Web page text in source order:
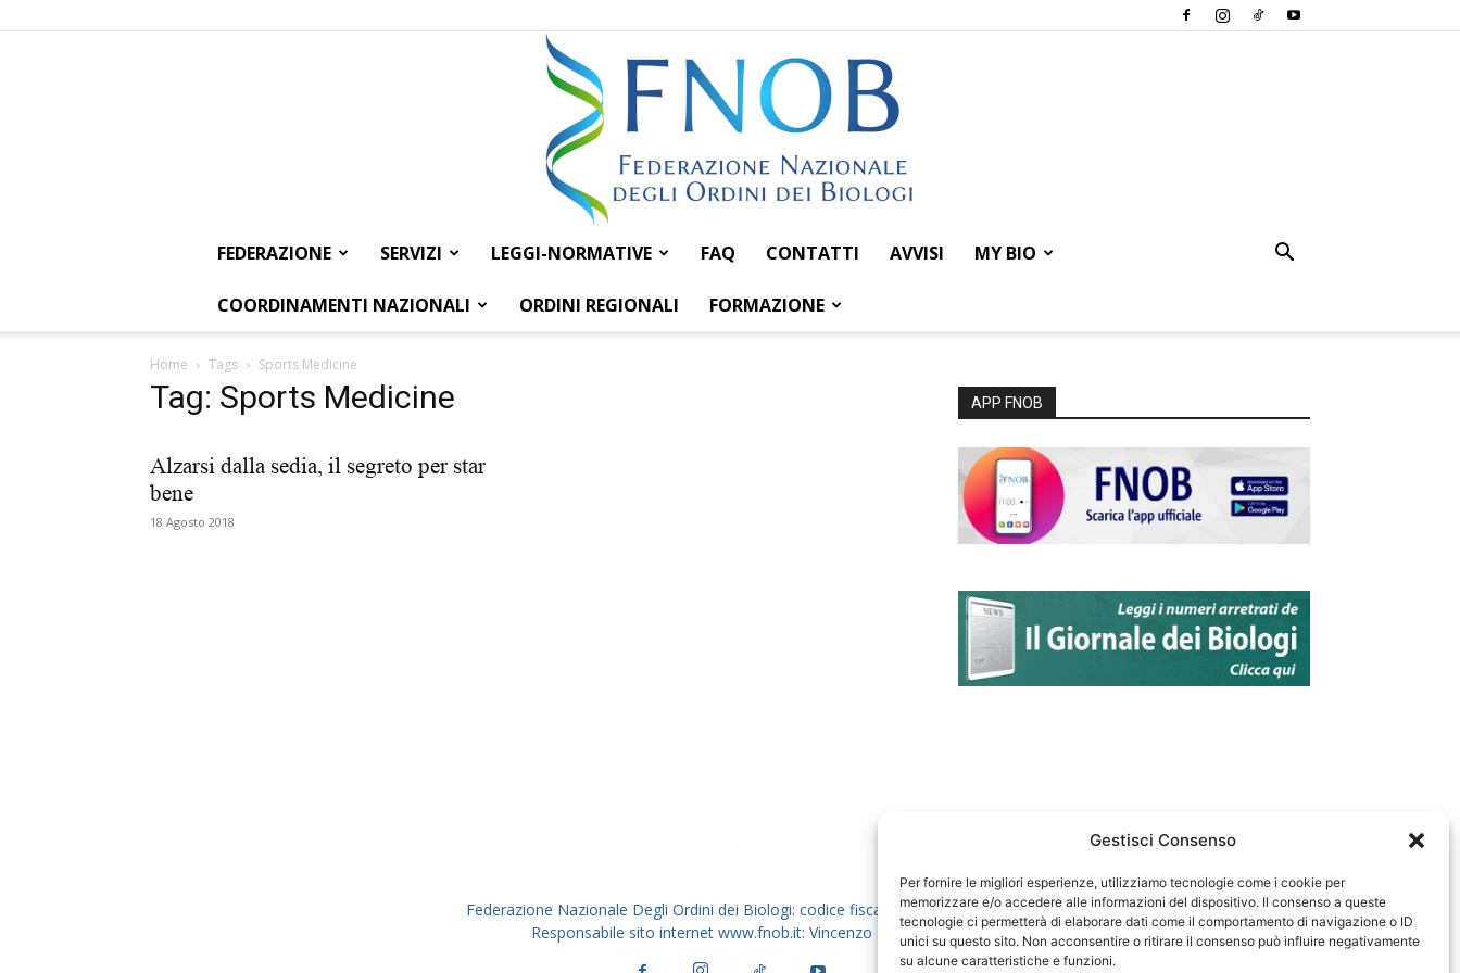
Gestisci Consenso
Per fornire le migliori esperienze, utilizziamo tecnologie come i cookie per
memorizzare e/o accedere alle informazioni del dispositivo. Il consenso a queste
tecnologie ci permetterà di elaborare dati come il comportamento di navigazione o ID
unici su questo sito. Non acconsentire o ritirare il consenso può influire negativamente
su alcune caratteristiche e funzioni.
Federazione
FEDERAZIONE SERVIZI LEGGI-NORMATIVE FAQ CONTATTI AVVISI MY BIO
COORDINAMENTI NAZIONALI ORDINI REGIONALI FORMAZIONE
Home Tags Sports Medicine
Tag: Sports Medicine
Alzarsi dalla sedia, il segreto per star
bene
18 Agosto 2018
APP FNOB
Federazione Nazionale Degli Ordini dei Biologi: codice fiscale 80069130583
Responsabile sito internet www.fnob.it: Vincenzo D'Anna